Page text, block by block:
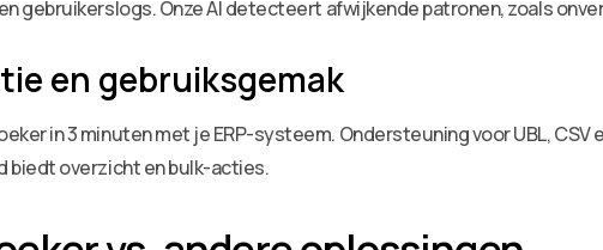
gebruikerslogs. Onze AI detecteert afwijkende patronen, zoals
en gebruiksgemak
in 3 minuten met je ERP-systeem. Ondersteuning voor UBL,
biedt overzicht en bulk-acties.